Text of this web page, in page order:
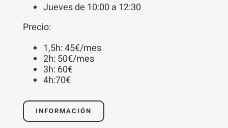
Jueves de 10:00 a 12:30
Precio:
1,5h: 45€/mes
2h: 50€/mes
3h: 60€
4h:70€
INFORMACIÓN
base a cómo